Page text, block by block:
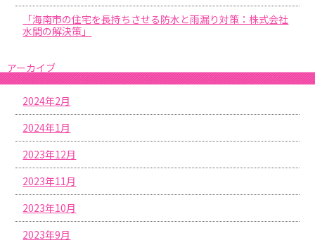
「海南市の住宅を長持ちさせる防水と雨漏り対策：株式会社
水間の解決策」
アーカイブ
2024年2月
2024年1月
2023年12月
2023年11月
2023年10月
2023年9月